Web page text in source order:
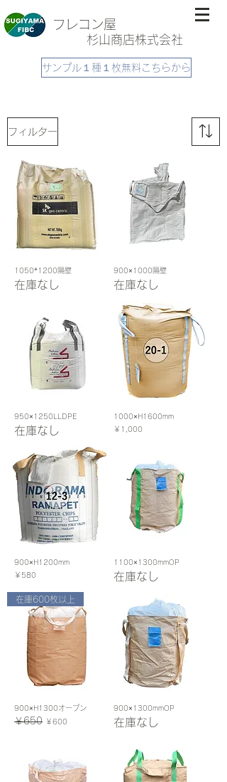
フレコン屋
杉山商店株式会社
サンプル１種１枚無料こちらから
フィルター
1050*1200隔壁
在庫なし
900×1000隔壁
在庫なし
950×1250LLDPE
在庫なし
1000×H1600mm
価格
￥1,000
900×H1200mm
価格
￥580
1100×1300mmOP
在庫なし
在庫600枚以上
900×H1300オープン
通常価格
￥650 セール価格
￥600
900×1300mmOP
在庫なし